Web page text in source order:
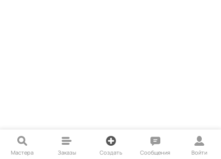
Мастера Заказы Создать Сообщения Войти